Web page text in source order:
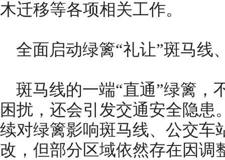
木迁移等各项相关工作。
全面启动绿篱“礼让”斑马线
斑马线的一端“直通”绿篱，
困扰，还会引发交通安全隐患
续对绿篱影响斑马线、公交车
改，但部分区域依然存在因调